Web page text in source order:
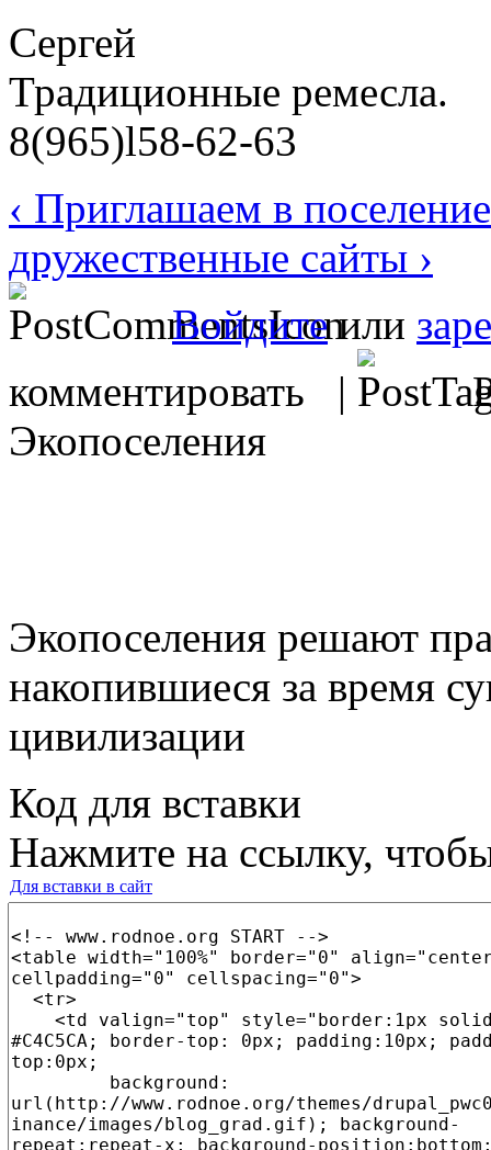
Сергей
Традиционные ремесла.
8(965)l58-62-63
‹ Приглашаем в поселение
дружественные сайты ›
Войдитеили
комментировать |
Экопоселения
Экопоселения решают
накопившиеся за время
цивилизации
Код для вставки
Нажмите на ссылку,
Для вставки в сайт